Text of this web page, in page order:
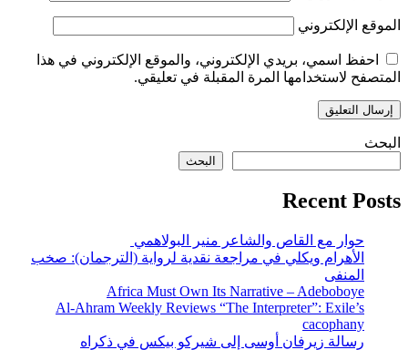
الموقع الإلكتروني
احفظ اسمي، بريدي الإلكتروني، والموقع الإلكتروني في هذا
المتصفح لاستخدامها المرة المقبلة في تعليقي.
البحث
البحث
Recent Posts
حوار مع القاص والشاعر منير البولاهمي
الأهرام ويكلي في مراجعة نقدية لرواية (الترجمان): صخب
المنفى
Africa Must Own Its Narrative – Adeboboye
Al-Ahram Weekly Reviews “The Interpreter”: Exile’s
cacophany
رسالة زيرفان أوسى إلى شيركو بيكس في ذكراه